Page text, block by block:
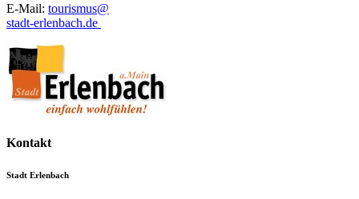
E-Mail: tourismus@
stadt-erlenbach.de
Kontakt
Stadt Erlenbach